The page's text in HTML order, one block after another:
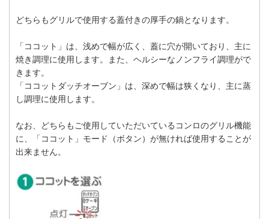
どちらもグリルで使用する蓋付きの厚手の鍋となります。
「ココット」は、浅めで幅が広く、蓋に穴が開いており、主に
焼き調理に使用します。また、ヘルシーなノンフライ調理がで
きます。
「ココットダッチオーブン」は、深めで幅は狭くなり、主に蒸
し調理に使用します。
なお、どちらもご使用していただいているコンロのグリル機能
に、「ココット」モード（ボタン）が無ければ使用することが
出来ません。